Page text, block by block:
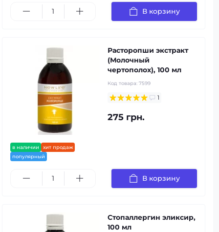
В корзину
в наличии
хит продаж
популярный
Расторопши экстракт
(Молочный
чертополох), 100 мл
Код товара: 7599
1
275 грн.
В корзину
Стопаллергин эликсир,
100 мл